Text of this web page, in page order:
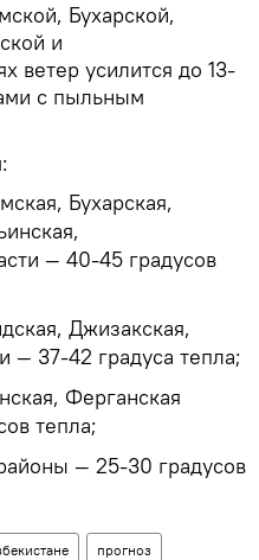
Бухарской,
и
ветер усилится до 13-
с пыльным
Бухарская,
— 40-45 градусов
Джизакская,
— 37-42 градуса тепла;
Ферганская
тепла;
— 25-30 градусов
прогноз